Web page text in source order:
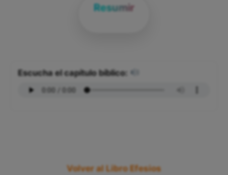
Resumir
Escucha el capítulo bíblico:
Volver al Libro Efesios